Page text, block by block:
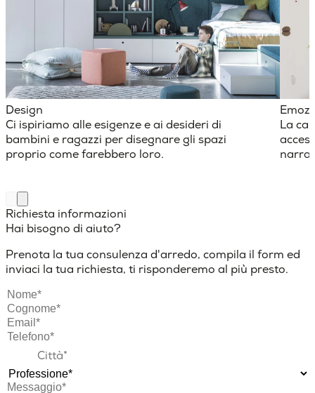
Design
Ci ispiriamo alle esigenze e ai desideri di
bambini e ragazzi per disegnare gli spazi
proprio come farebbero loro.
La
Richiesta informazioni
Hai bisogno di aiuto?
Prenota la tua consulenza d'arredo, compila il form ed
inviaci la tua richiesta, ti risponderemo al più presto.